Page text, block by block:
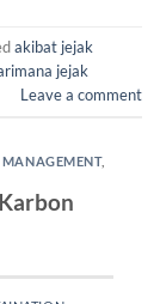
akibat jejak
jejak
Leave a comment
MANAGEMENT,